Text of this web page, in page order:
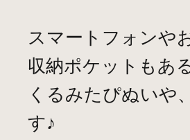
スマートフォンや
収納ポケットもあ
くるみたぴぬいや
す♪